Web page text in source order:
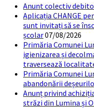
Anunt colectiv
Aplicația CHANGE
sunt invitați să se
școlar07/08/2026
Primăria Comunei
igienizarea și
traversează
Primăria Comunei
abandonării
Anunț privind
străzi din Lumina și